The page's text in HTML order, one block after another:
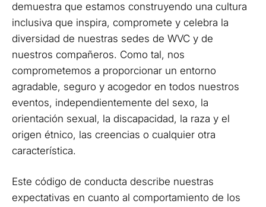
demuestra que estamos construyendo una cultura
inclusiva que inspira, compromete y celebra la
diversidad de nuestras sedes de WVC y de
nuestros compañeros. Como tal, nos
comprometemos a proporcionar un entorno
agradable, seguro y acogedor en todos nuestros
eventos, independientemente del sexo, la
orientación sexual, la discapacidad, la raza y el
origen étnico, las creencias o cualquier otra
característica.
Este código de conducta describe nuestras
expectativas en cuanto al comportamiento de los